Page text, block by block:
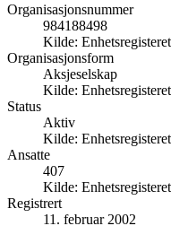
Organisasjonsnummer
984188498
Kilde: Enhetsregisteret
Organisasjonsform
Aksjeselskap
Kilde: Enhetsregisteret
Status
Aktiv
Kilde: Enhetsregisteret
Ansatte
407
Kilde: Enhetsregisteret
Registrert
11. februar 2002